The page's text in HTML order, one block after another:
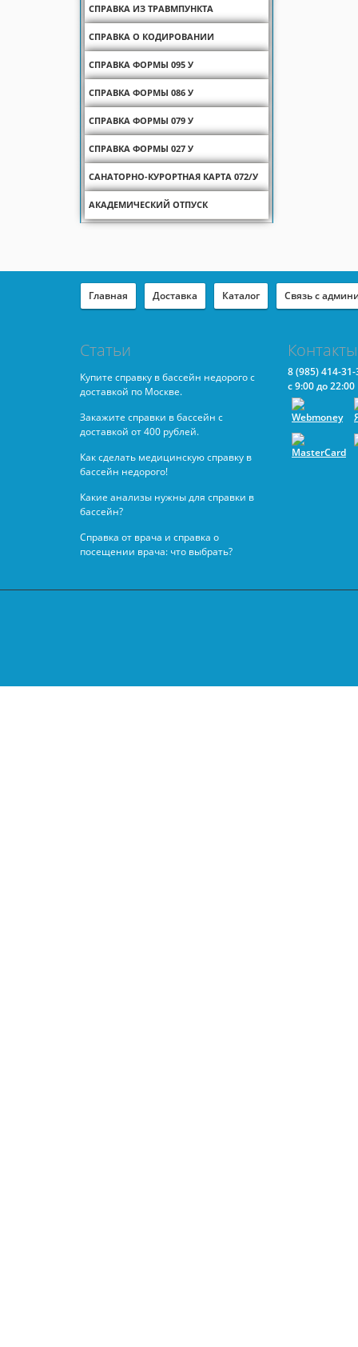
СПРАВКА ИЗ ТРАВМПУНКТА
СПРАВКА О КОДИРОВАНИИ
СПРАВКА ФОРМЫ 095 У
СПРАВКА ФОРМЫ 086 У
СПРАВКА ФОРМЫ 079 У
СПРАВКА ФОРМЫ 027 У
САНАТОРНО-КУРОРТНАЯ КАРТА 072/У
АКАДЕМИЧЕСКИЙ ОТПУСК
Главная Доставка Каталог Связь с
Статьи
Купите справку в бассейн недорого с
доставкой по Москве.
Закажите справки в бассейн с
доставкой от 400 рублей.
Как сделать медицинскую справку в
бассейн недорого!
Какие анализы нужны для справки в
бассейн?
Справка от врача и справка о
посещении врача: что выбрать?
Контакты
8(985) 414-31-
с 9:00 до 22:00